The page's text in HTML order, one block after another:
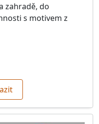
zahradě, do
s motivem z